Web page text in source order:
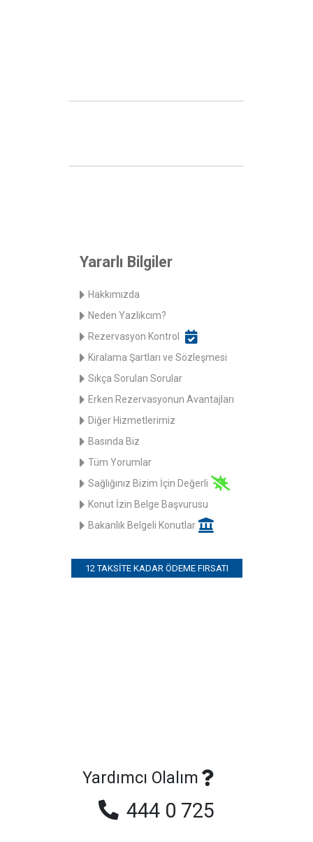
Yararlı Bilgiler
Hakkımızda
Neden Yazlıkcım?
Rezervasyon Kontrol
Kiralama Şartları ve Sözleşmesi
Sıkça Sorulan Sorular
Erken Rezervasyonun Avantajları
Diğer Hizmetlerimiz
Basında Biz
Tüm Yorumlar
Sağlığınız Bizim İçin Değerli
Konut İzin Belge Başvurusu
Bakanlık Belgeli Konutlar
12 TAKSITE KADAR ÖDEME FIRSATI
Yardımcı Olalım
444 0 725